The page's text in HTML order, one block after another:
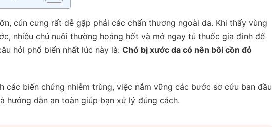
cún cưng rất dễ gặp phải các chấn thương ngoài da. Khi thấy vùng
nhiều chủ nuôi thường hoảng hốt và mở ngay tủ thuốc gia đình để
hỏi phổ biến nhất lúc này là: Chó bị xước da có nên bôi cồn đỏ
các biến chứng nhiễm trùng, việc nắm vững các bước sơ cứu ban đầu
hướng dẫn an toàn giúp bạn xử lý đúng cách.